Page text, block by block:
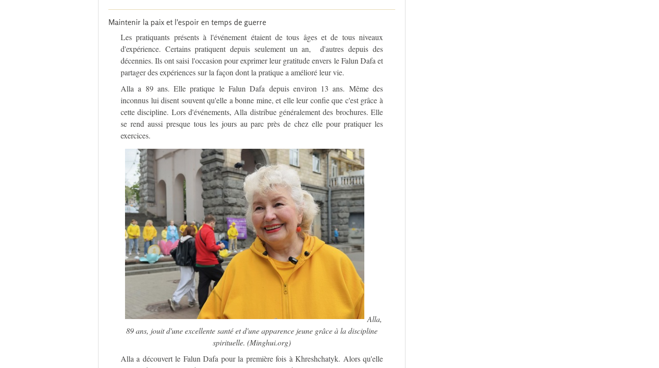
Maintenir la paix et l'espoir en temps de guerre
Les pratiquants présents à l'événement étaient de tous âges et de tous niveaux
d'expérience. Certains pratiquent depuis seulement un an, d'autres depuis des
décennies. Ils ont saisi l'occasion pour exprimer leur gratitude envers le Falun Dafa et
partager des expériences sur la façon dont la pratique a amélioré leur vie.
Alla a 89 ans. Elle pratique le Falun Dafa depuis environ 13 ans. Même des
inconnus lui disent souvent qu'elle a bonne mine, et elle leur confie que c'est grâce à
cette discipline. Lors d'événements, Alla distribue généralement des brochures. Elle
se rend aussi presque tous les jours au parc près de chez elle pour pratiquer les
exercices.
Alla,
89 ans, jouit d'une excellente santé et d'une apparence jeune grâce à la discipline
spirituelle. (Minghui.org)
Alla a découvert le Falun Dafa pour la première fois à Khreshchatyk. Alors qu'elle